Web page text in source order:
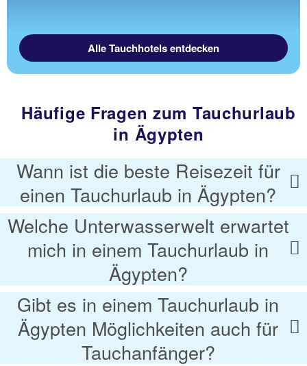
Alle Tauchhotels entdecken
Häufige Fragen zum Tauchurlaub
in Ägypten
Wann ist die beste Reisezeit für
einen Tauchurlaub in Ägypten?
Welche Unterwasserwelt erwartet
mich in einem Tauchurlaub in
Ägypten?
Gibt es in einem Tauchurlaub in
Ägypten Möglichkeiten auch für
Tauchanfänger?